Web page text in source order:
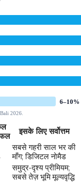
इसके लिए सर्वोत्तम
सबसे गहरी साल भर की
माँग; डिजिटल नोमैड
समुद्र-दृश्य प्रीमियम;
सबसे तेज़ भूमि मूल्यवृद्धि